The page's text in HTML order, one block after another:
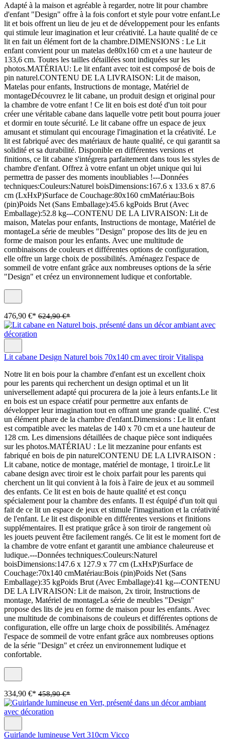
Adapté à la maison et agréable à regarder, notre lit pour chambre
d'enfant "Design" offre à la fois confort et style pour votre enfant.Le
lit et bois offrent un lieu de jeu et de développement pour les enfants
qui stimule leur imagination et leur créativité. La haute qualité de ce
lit en fait un élément fort de la chambre.DIMENSIONS : Le Lit
enfant convient pour un matelas de80x160 cm et a une hauteur de
133,6 cm. Toutes les tailles détaillées sont indiquées sur les
photos.MATÉRIAU: Le lit enfant avec toit est composé de bois de
pin naturel.CONTENU DE LA LIVRAISON: Lit de maison,
Matelas pour enfants, Instructions de montage, Matériel de
montageDécouvrez le lit cabane, un produit design et original pour
la chambre de votre enfant ! Ce lit en bois est doté d'un toit pour
créer une véritable cabane dans laquelle votre petit bout pourra jouer
et dormir en toute sécurité. Le lit cabane offre un espace de jeux
amusant et stimulant qui encourage l'imagination et la créativité. Le
lit est fabriqué avec des matériaux de haute qualité, ce qui garantit sa
solidité et sa durabilité. Disponible en différentes versions et
finitions, ce lit cabane s'intégrera parfaitement dans tous les styles de
chambre d'enfant. Offrez à votre enfant un objet unique qui lui
permettra de passer des moments inoubliables !---Données
techniques:Couleurs:Naturel boisDimensions:167.6 x 133.6 x 87.6
cm (LxHxP)Surface de Couchage:80x160 cmMatériau:Bois
(pin)Poids Net (Sans Emballage):45.6 kgPoids Brut (Avec
Emballage):52.8 kg---CONTENU DE LA LIVRAISON: Lit de
maison, Matelas pour enfants, Instructions de montage, Matériel de
montageLa série de meubles "Design" propose des lits de jeu en
forme de maison pour les enfants. Avec une multitude de
combinaisons de couleurs et différentes options de configuration,
elle offre un large choix de possibilités. Aménagez l'espace de
sommeil de votre enfant grâce aux nombreuses options de la série
"Design" et créez un environnement ludique et confortable.
476,90 €* 624,90 €*
Lit cabane Design Naturel bois 70x140 cm avec tiroir Vitalispa
Notre lit en bois pour la chambre d'enfant est un excellent choix
pour les parents qui recherchent un design optimal et un lit
universellement adapté qui procurera de la joie à leurs enfants.Le lit
en bois est un espace créatif pour permettre aux enfants de
développer leur imagination tout en offrant une grande qualité. C'est
un élément phare de la chambre d'enfant.Dimensions : Le lit enfant
est compatible avec les matelas de 140 x 70 cm et a une hauteur de
128 cm. Les dimensions détaillées de chaque pièce sont indiquées
sur les photos.MATÉRIAU : Le lit mezzanine pour enfants est
fabriqué en bois de pin naturelCONTENU DE LA LIVRAISON :
Lit cabane, notice de montage, matériel de montage, 1 tiroir.Le lit
cabane design avec tiroir est le choix parfait pour les parents qui
cherchent un lit qui convient à la fois à l'aire de jeux et au sommeil
des enfants. Ce lit est en bois de haute qualité et est conçu
spécialement pour la chambre des enfants. Il est équipé d'un toit qui
fait de ce lit un espace de jeux et stimule l'imagination et la créativité
de l'enfant. Le lit est disponible en différentes versions et finitions
supplémentaires. Il est pratique grâce à son tiroir de rangement où
les jouets peuvent être facilement rangés. Ce lit est le moment fort de
la chambre de votre enfant et garantit une ambiance chaleureuse et
ludique.---Données techniques:Couleurs:Naturel
boisDimensions:147.6 x 127.9 x 77 cm (LxHxP)Surface de
Couchage:70x140 cmMatériau:Bois (pin)Poids Net (Sans
Emballage):35 kgPoids Brut (Avec Emballage):41 kg---CONTENU
DE LA LIVRAISON: Lit de maison, 2x tiroir, Instructions de
montage, Matériel de montageLa série de meubles "Design"
propose des lits de jeu en forme de maison pour les enfants. Avec
une multitude de combinaisons de couleurs et différentes options de
configuration, elle offre un large choix de possibilités. Aménagez
l'espace de sommeil de votre enfant grâce aux nombreuses options
de la série "Design" et créez un environnement ludique et
confortable.
334,90 €* 458,90 €*
Guirlande lumineuse Vert 310cm Vicco